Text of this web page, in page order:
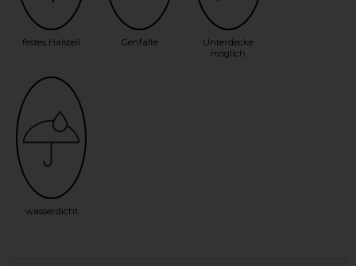
festes Halsteil Gehfalte
Unterdecke
möglich
wasserdicht